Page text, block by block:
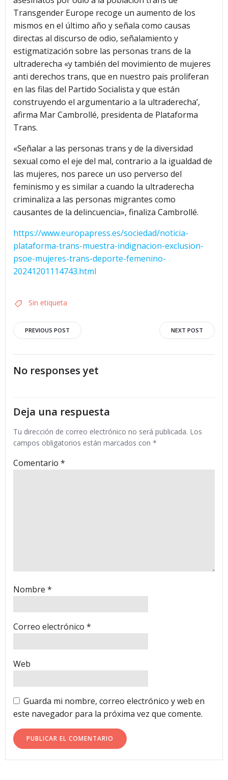
Transgender Europe recoge un aumento de los
mismos en el último año y señala como causas
directas al discurso de odio, señalamiento y
estigmatización sobre las personas trans de la
ultraderecha «y también del movimiento de mujeres
anti derechos trans, que en nuestro pais proliferan
en las filas del Partido Socialista y que están
construyendo el argumentario a la ultraderecha’,
afirma Mar Cambrollé, presidenta de Plataforma
Trans.
«Señalar a las personas trans y de la diversidad
sexual como el eje del mal, contrario a la igualdad de
las mujeres, nos parece un uso perverso del
feminismo y es similar a cuando la ultraderecha
criminaliza a las personas migrantes como
causantes de la delincuencia», finaliza Cambrollé.
https://www.europapress.es/sociedad/noticia-
plataforma-trans-muestra-indignacion-exclusion-
psoe-mujeres-trans-deporte-femenino-
20241201114743.html
Sin etiqueta
Navegación
por
las
entradas
PREVIOUS POST
Navegación
por
NEXT POST
No responses yet
Deja una respuesta
Tu dirección de correo electrónico no será publicada. Los
campos obligatorios están marcados con *
Comentario *
Nombre *
Correo electrónico *
Web
Guarda mi nombre, correo electrónico y web en
este navegador para la próxima vez que comente.